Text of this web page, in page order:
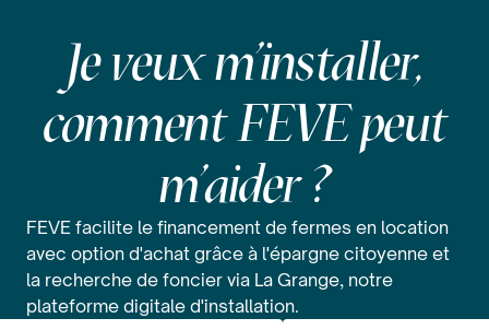
Je veux m'installer,
comment FEVE peut
m'aider ?
FEVE facilite le financement de fermes en location
avec option d'achat grâce à l'épargne citoyenne et
la recherche de foncier via La Grange, notre
plateforme digitale d'installation.